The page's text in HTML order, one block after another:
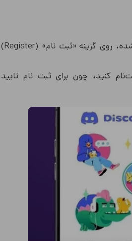
در اپلیکیشن نصب شده، روی گزینه «ثبت نام» (Register)
کنید، چون برای ثبت نام تایید